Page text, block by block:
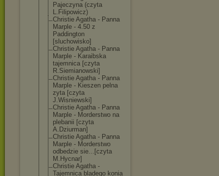
Pajeczyna (czyta
L.Filipowicz)
Christie Agatha - Panna
Marple - 4.50 z
Paddington
[sluchowisko]
Christie Agatha - Panna
Marple - Karaibska
tajemnica [czyta
R.Siemianowski]
Christie Agatha - Panna
Marple - Kieszen pelna
zyta [czyta
J.Wisniewski]
Christie Agatha - Panna
Marple - Morderstwo na
plebanii [czyta
A.Dziurman]
Christie Agatha - Panna
Marple - Morderstwo
odbedzie sie...[czyta
M.Hycnar]
Christie Agatha -
Tajemnica bladego konia